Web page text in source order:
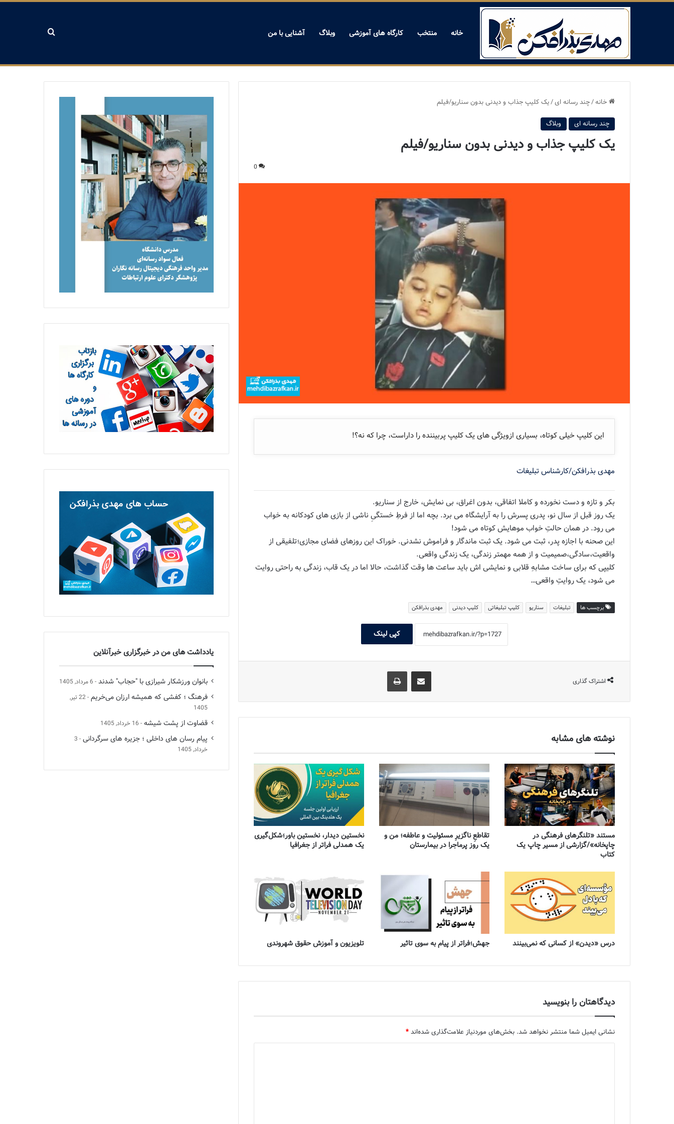
خانه منتخب کارگاه های آموزشی وبلاگ آشنایی با من
خانه/چند رسانه ای/یک کلیپ جذاب و دیدنی بدون سناریو/فیلم
چند رسانه ای وبلاگ
یک کلیپ جذاب و دیدنی بدون سناریو/فیلم
0
این کلیپ خیلی کوتاه، بسیاری ازویژگی های یک کلیپ پربیننده را داراست، چرا که نه؟!
مهدی بذرافکن/کارشناس تبلیغات
بکر و تازه و دست نخورده و کاملا اتفاقی، بدون اغراق، بی نمایش، خارج از سناریو.
یک روز قبل از سال نو، پدری پسرش را به آرایشگاه می برد. بچه اما از فرطِ خستگیِ ناشی از بازی های کودکانه به خواب
می رود. در همان حالتِ خواب موهایش کوتاه می شود!
این صحنه با اجازه پدر، ثبت می شود. یک ثبت ماندگار و فراموش نشدنی. خوراک این روزهای فضای مجازی؛تلفیقی از
واقعیت،سادگی،صمیمیت و از همه مهمتر زندگی، یک زندگی واقعی.
کلیپی که برای ساخت مشابهِ قلابی و نمایشی اش باید ساعت ها وقت گذاشت، حالا اما در یک قاب، زندگی به راحتی روایت
می شود، یک روایتِ واقعی…
برچسب ها تبلیغات سناریو کلیپ تبلیغاتی کلیپ دیدنی مهدی بذرافکن
کپی لینک
اشتراک گذاری
اشتراک گذاری با ایمیل
نوشته های مشابه
مستند «تلنگرهای فرهنگی در
چاپخانه»/گزارشی از مسیر چاپ یک
کتاب
تقاطعِ ناگزیرِ مسئولیت و عاطفه؛ من و
یک روز پرماجرا در بیمارستان
نخستین دیدار، نخستین باور؛شکل‌گیری
یک همدلی فراتر از جغرافیا
درس «دیدن» از کسانی که نمی‌بینند جهش؛فراتر از پیام به سوی تاثیر تلویزیون و آموزش حقوق شهروندی
دیدگاهتان را بنویسید
نشانی ایمیل شما منتشر نخواهد شد. بخش‌های موردنیاز علامت‌گذاری شده‌اند*
یادداشت های من در خبرگزاری خبرآنلاین
بانوان ورزشکار شیرازی با "حجاب" شدند 6 مرداد, 1405
فرهنگ ؛ کفشی که همیشه ارزان می‌خریم
22 تیر,
1405
قضاوت از پشت شیشه 16 خرداد, 1405
پیام رسان های داخلی ؛ جزیره های سرگردانی 3
خرداد, 1405